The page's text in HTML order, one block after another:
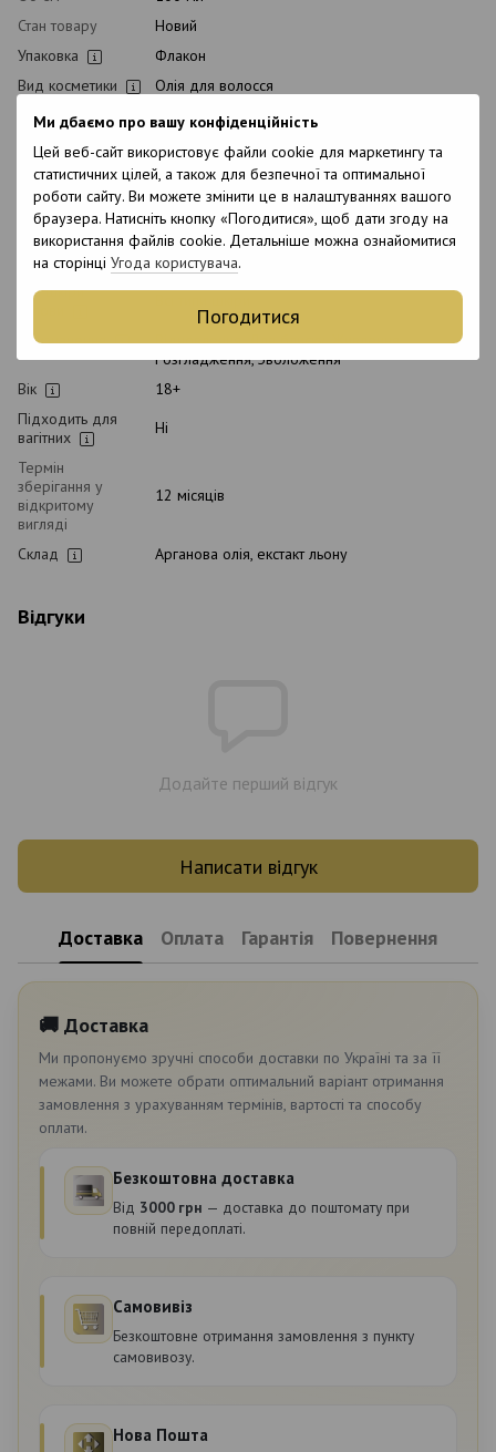
Ми дбаємо про вашу конфіденційність
Цей веб-сайт використовує файли cookie для маркетингу та
статистичних цілей, а також для безпечної та оптимальної
роботи сайту. Ви можете змінити це в налаштуваннях вашого
браузера. Натисніть кнопку «Погодитися», щоб дати згоду на
використання файлів cookie. Детальніше можна ознайомитися
на сторінці Угода користувача.
Погодитися
Стан товару
Новий
Упаковка
Флакон
Вид косметики
Олія для волосся
Класифікація
косметики
Професійна
Тип домашнього
догляду
Післяпроцедурний
Час
застосування
Універсальний
Тип волосся
Всі типи волосся, Неслухняне, Сухе
Тип шкіри
Призначення
Відновлення, Для блиску, Живлення,
Розгладження, Зволоження
Вік
18+
Підходить для
вагітних
Ні
Термін
зберігання у
відкритому
вигляді
12 місяців
Склад Арганова олія, екстакт льону
Відгуки
Додайте перший відгук
Написати відгук
Доставка Оплата Гарантія Повернення
🚚 Доставка
Ми пропонуємо зручні способи доставки по Україні та за її
межами. Ви можете обрати оптимальний варіант отримання
замовлення з урахуванням термінів, вартості та способу
оплати.
Безкоштовна доставка
Від 3000 грн — доставка до поштомату при
повній передоплаті.
Самовивіз
Безкоштовне отримання замовлення з пункту
самовивозу.
Нова Пошта